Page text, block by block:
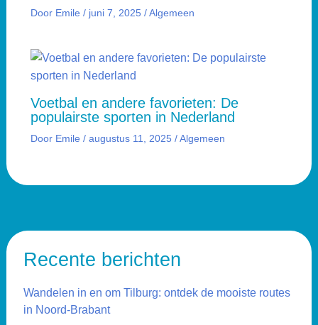
Door Emile / juni 7, 2025 /Algemeen
Voetbal en andere favorieten: De
populairste sporten in Nederland
Door Emile / augustus 11, 2025 /Algemeen
Recente berichten
Wandelen in en om Tilburg: ontdek de mooiste routes
in Noord-Brabant